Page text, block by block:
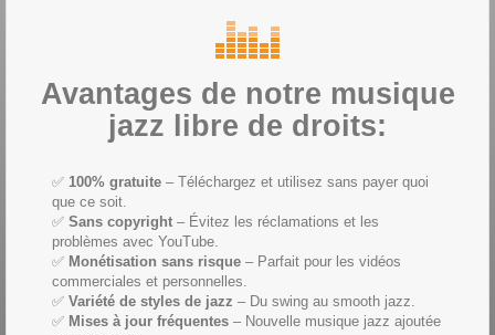
Avantages de notre musique
jazz libre de droits:
✅ 100% gratuite – Téléchargez et utilisez sans payer quoi
que ce soit.
✅ Sans copyright – Évitez les réclamations et les
problèmes avec YouTube.
✅ Monétisation sans risque – Parfait pour les vidéos
commerciales et personnelles.
✅ Variété de styles de jazz – Du swing au smooth jazz.
✅ Mises à jour fréquentes – Nouvelle musique jazz ajoutée